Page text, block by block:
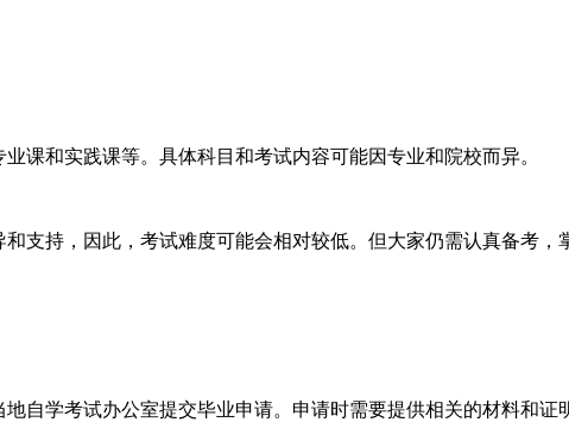
和实践课等。具体科目和考试内容可能因专业和院校而异。
持，因此，考试难度可能会相对较低。但大家仍需认真备考，
学考试办公室提交毕业申请。申请时需要提供相关的材料和证